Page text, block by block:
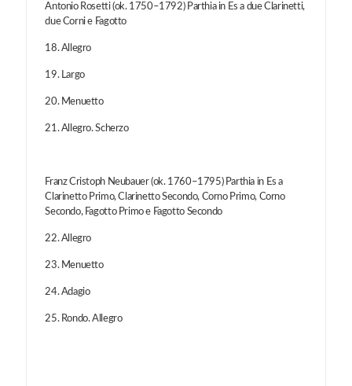
Antonio Rosetti (ok. 1750–1792) Parthia in Es a due Clarinetti,
due Corni e Fagotto
18. Allegro
19. Largo
20. Menuetto
21. Allegro. Scherzo
Franz Cristoph Neubauer (ok. 1760–1795) Parthia in Es a
Clarinetto Primo, Clarinetto Secondo, Corno Primo, Corno
Secondo, Fagotto Primo e Fagotto Secondo
22. Allegro
23. Menuetto
24. Adagio
25. Rondo. Allegro